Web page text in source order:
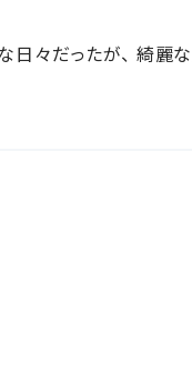
日々だったが、 綺麗